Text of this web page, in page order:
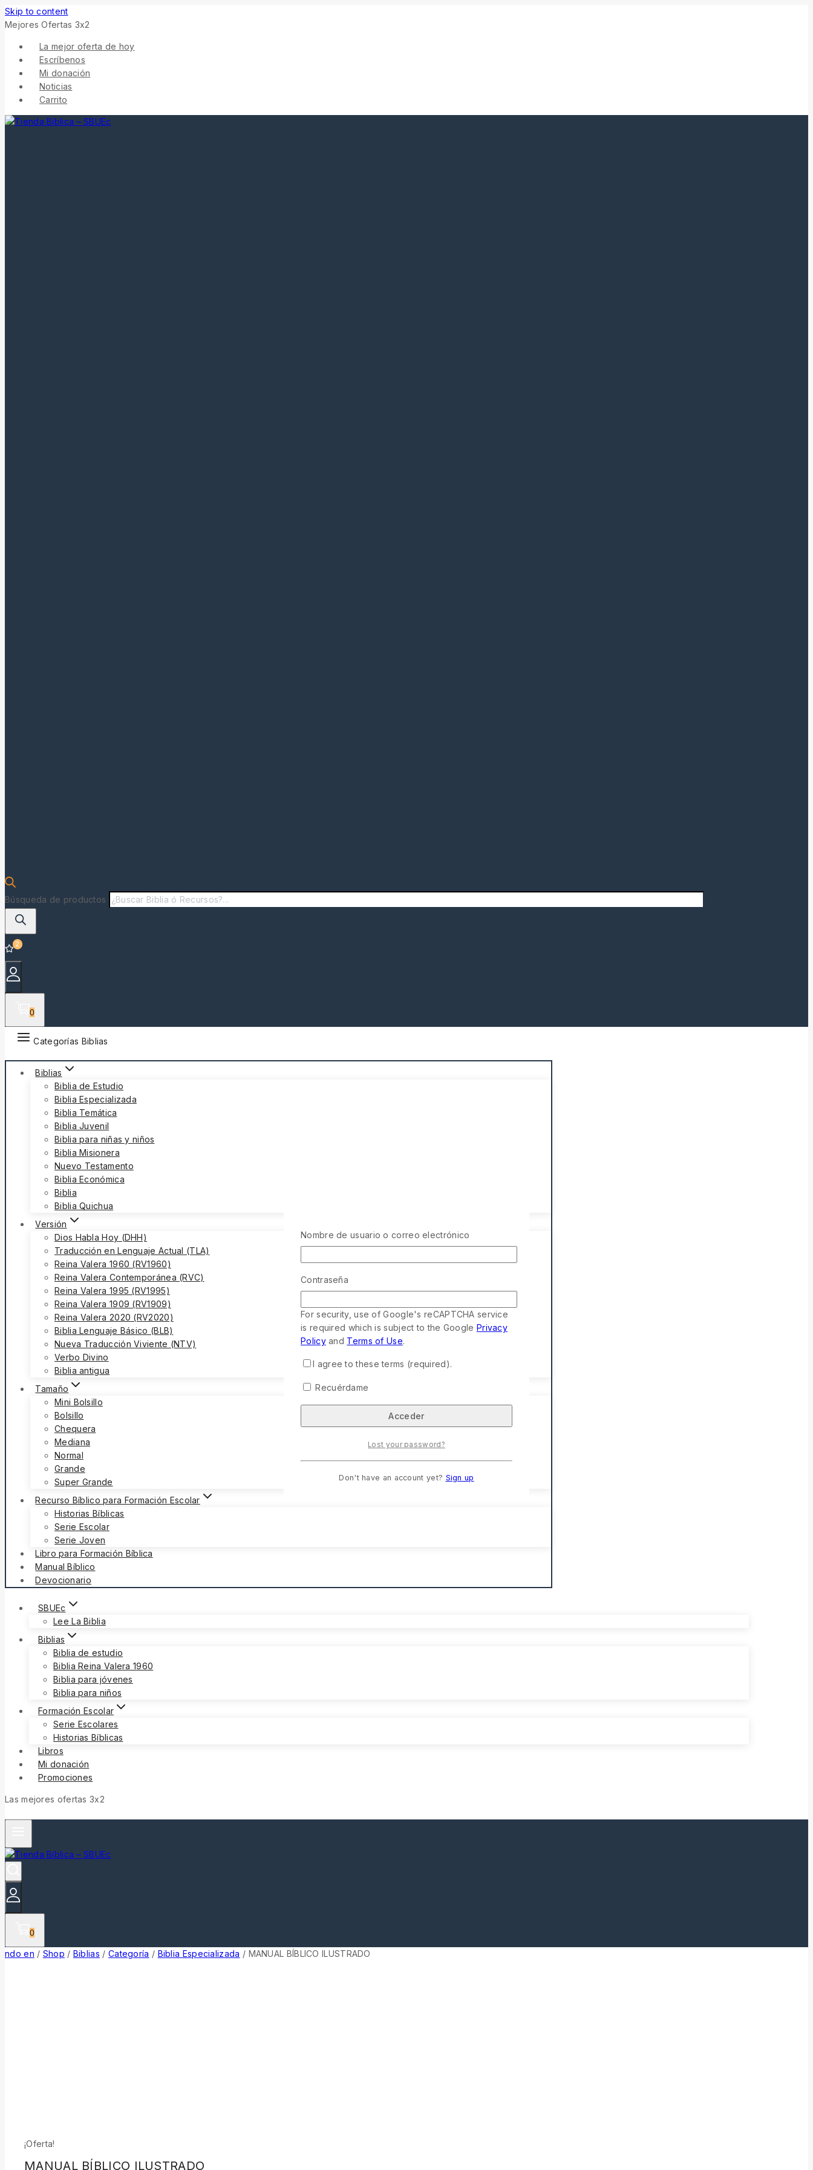
Skip to content
Mejores Ofertas 3x2
La mejor oferta de hoy
Escríbenos
Mi donación
Noticias
Carrito
Búsqueda de productos
2
0
Categorías Biblias
Biblias
Biblia de Estudio
Biblia Especializada
Biblia Temática
Biblia Juvenil
Biblia para niñas y niños
Biblia Misionera
Nuevo Testamento
Biblia Económica
Biblia
Biblia Quichua
Versión
Dios Habla Hoy (DHH)
Traducción en Lenguaje Actual (TLA)
Reina Valera 1960 (RV1960)
Reina Valera Contemporánea (RVC)
Reina Valera 1995 (RV1995)
Reina Valera 1909 (RV1909)
Reina Valera 2020 (RV2020)
Biblia Lenguaje Básico (BLB)
Nueva Traducción Viviente (NTV)
Verbo Divino
Biblia antigua
Tamaño
Mini Bolsillo
Bolsillo
Chequera
Mediana
Normal
Grande
Super Grande
Recurso Bíblico para Formación Escolar
Historias Bíblicas
Serie Escolar
Serie Joven
Libro para Formación Bíblica
Manual Bíblico
Devocionario
SBUEc
Lee La Biblia
Biblias
Biblia de estudio
Biblia Reina Valera 1960
Biblia para jóvenes
Biblia para niños
Formación Escolar
Serie Escolares
Historias Bíblicas
Libros
Mi donación
Promociones
Las mejores ofertas 3x2
0
ndo en / Shop / Biblias / Categoría / Biblia Especializada / MANUAL BÍBLICO ILUSTRADO
¡Oferta!
MANUAL BÍBLICO ILUSTRADO
Nombre de usuario o correo electrónico
Contraseña
For security, use of Google's reCAPTCHA service
is required which is subject to the Google Privacy
Policyand Terms of Use.
I agree to these terms (required).
Recuérdame
Lost your password?
Don't have an account yet? Sign up